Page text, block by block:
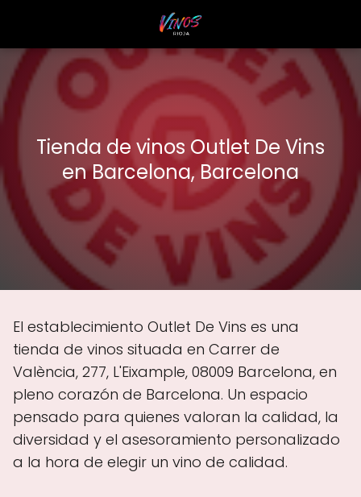
Tienda de vinos Outlet De Vins
en Barcelona, Barcelona
El establecimiento Outlet De Vins es una
tienda de vinos situada en Carrer de
València, 277, L'Eixample, 08009 Barcelona, en
pleno corazón de Barcelona. Un espacio
pensado para quienes valoran la calidad, la
diversidad y el asesoramiento personalizado
a la hora de elegir un vino de calidad.